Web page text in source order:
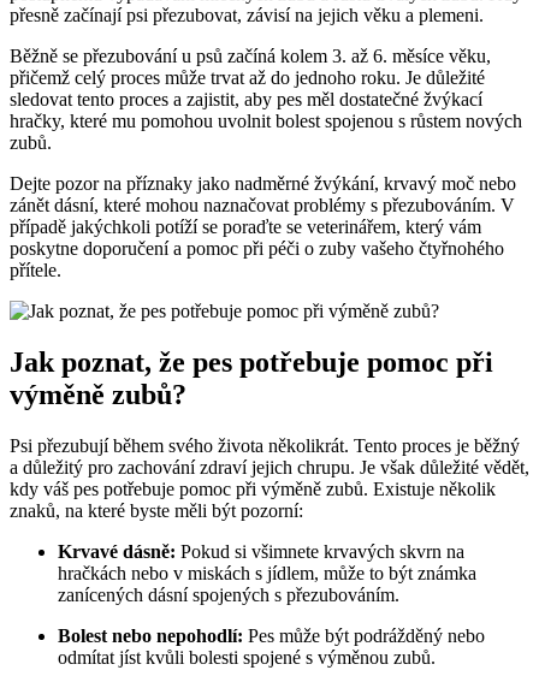
přesně začínají psi přezubovat, závisí na jejich věku a plemeni.
Běžně se přezubování u psů začíná kolem 3. až 6. měsíce věku,
přičemž celý proces může trvat až do jednoho roku. Je důležité
sledovat tento proces a zajistit, aby pes měl dostatečné žvýkací
hračky, které mu pomohou uvolnit bolest spojenou s růstem nových
zubů.
Dejte pozor na příznaky jako nadměrné žvýkání, krvavý moč nebo
zánět dásní, které mohou naznačovat problémy s přezubováním. V
případě jakýchkoli potíží se poraďte se veterinářem, který vám
poskytne doporučení a pomoc při péči o zuby vašeho čtyřnohého
přítele.
Jak poznat, že pes potřebuje pomoc při
výměně zubů?
Psi přezubují během svého života několikrát. Tento proces je běžný
a důležitý pro zachování zdraví jejich chrupu. Je však důležité vědět,
kdy váš pes potřebuje pomoc při výměně zubů. Existuje několik
znaků, na které byste měli být pozorní:
Krvavé dásně: Pokud si všimnete krvavých skvrn na
hračkách nebo v miskách s jídlem, může to být známka
zanícených dásní spojených s přezubováním.
Bolest nebo nepohodlí: Pes může být podrážděný nebo
odmítat jíst kvůli bolesti spojené s výměnou zubů.